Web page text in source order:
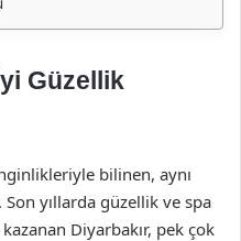
Güzellik
bilinen, aynı
yıllarda güzellik ve spa
Diyarbakır, pek çok